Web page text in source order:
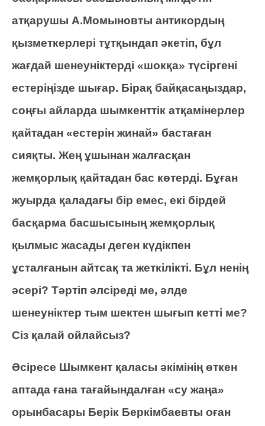
атқарушы А.Момыновты антикордың
қызметкерлері тұтқындап әкетіп, бұл
жағдай шенеуніктерді «шокқа» түсіргені
естеріңізде шығар. Бірақ байқасаңыздар,
соңғы айларда шымкенттік атқамінерлер
қайтадан «естерін жинай» бастаған
сияқты. Жең ұшынан жалғасқан
жемқорлық қайтадан бас көтерді. Бұған
жуырда қаладағы бір емес, екі бірдей
басқарма басшысының жемқорлық
қылмыс жасады деген күдікпен
ұсталғанын айтсақ та жеткілікті. Бұл ненің
әсері? Тәртіп әлсіреді ме, әлде
шенеуніктер тым шектен шығып кетті ме?
Сіз қалай ойлайсыз?
Әсіресе Шымкент қаласы әкімінің өткен
аптада ғана тағайындалған «су жаңа»
орынбасары Берік Беркімбаевты оған